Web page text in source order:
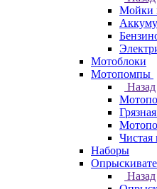
Мойки
Мотоблоки
Мотопомпы
Назад
Чистая
Наборы
Назад